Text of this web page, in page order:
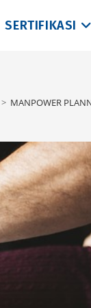
SERTIFIKASI
> MANPOWER